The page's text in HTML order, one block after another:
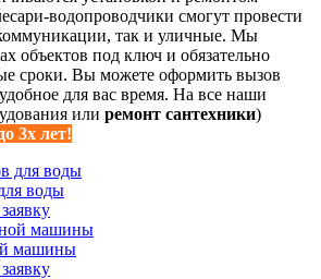
водопроводчики смогут провести
так и уличные. Мы
объектов под ключ и обязательно
сроки. Вы можете оформить вызов
для вас время. На все наши
или ремонт сантехники)
3х лет!
воды
машины